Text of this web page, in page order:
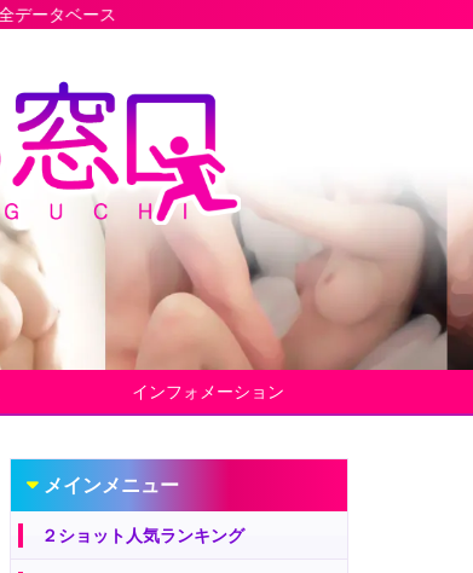
インフォメーション
メインメニュー
２ショット人気ランキング